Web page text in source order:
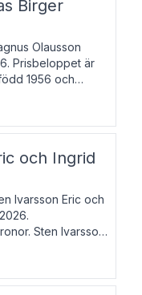
Birger
Olausson
Prisbeloppet är
1956 och
och
un
och Ingrid
Ivarsson Eric och
Sten Ivarsson,
har han på